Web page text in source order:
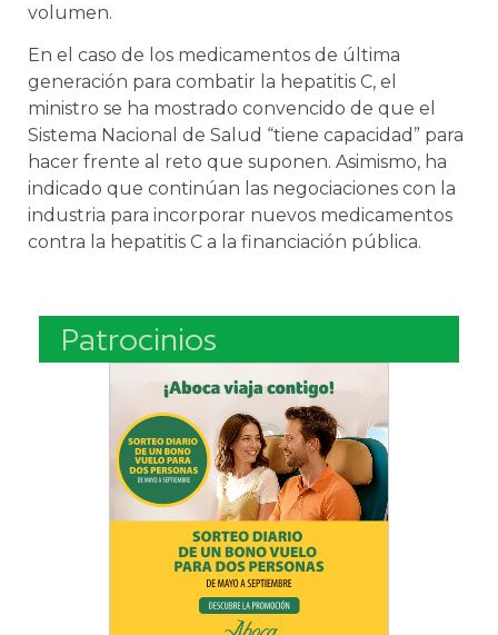
volumen.
En el caso de los medicamentos de última
generación para combatir la hepatitis C, el
ministro se ha mostrado convencido de que el
Sistema Nacional de Salud “tiene capacidad” para
hacer frente al reto que suponen. Asimismo, ha
indicado que continúan las negociaciones con la
industria para incorporar nuevos medicamentos
contra la hepatitis C a la financiación pública.
Patrocinios